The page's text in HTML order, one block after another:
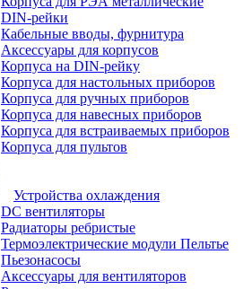
DIN-рейки
Кабельные вводы, фурнитура
Аксессуары для корпусов
Корпуса на DIN-рейку
Корпуса для настольных приборов
Корпуса для ручных приборов
Корпуса для навесных приборов
Корпуса для встраиваемых приборов
Корпуса для пультов
Устройства охлаждения
DC вентиляторы
Радиаторы ребристые
Термоэлектрические модули Пельтье
Пьезонасосы
Аксессуары для вентиляторов